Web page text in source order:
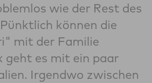
wie der Rest des
können die
mit der Familie
geht es mit ein paar
Irgendwo zwischen